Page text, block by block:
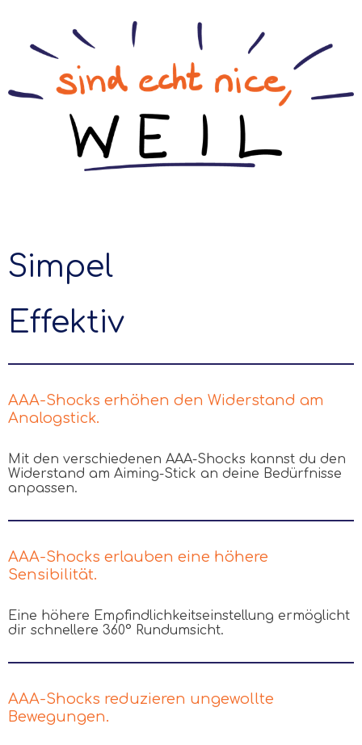
Simpel
Effektiv
AAA-Shocks erhöhen den Widerstand am
Analogstick.
Mit den verschiedenen AAA-Shocks kannst du den
Widerstand am Aiming-Stick an deine Bedürfnisse
anpassen.
AAA-Shocks erlauben eine höhere
Sensibilität.
Eine höhere Empfindlichkeitseinstellung ermöglicht
dir schnellere 360° Rundumsicht.
AAA-Shocks reduzieren ungewollte
Bewegungen.